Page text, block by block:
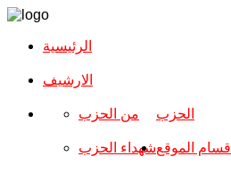
الرئيسية
الارشیف
الحزب من الحزب
شهداء الحزباقسام الموقع